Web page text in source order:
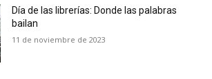
Día de las librerías: Donde las palabras
bailan
11 de noviembre de 2023